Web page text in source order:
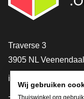
Contact
Traverse 3
3905 NL Veenendaal
info@thuiswinkel.org
+31 (0)318 64 85 75
Wij gebruiken
Thuiswinkel.org